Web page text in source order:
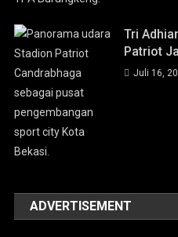
Tri
Patriot
Juli 16,
ADVERTISEMENT